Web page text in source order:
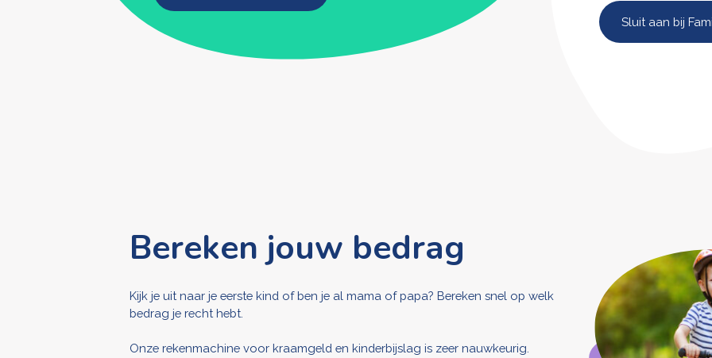
Sluit aan bij
Bereken jouw bedrag
Kijk je uit naar je eerste kind of ben je al mama of papa? Bereken snel op welk
bedrag je recht hebt.
Onze rekenmachine voor kraamgeld en kinderbijslag is zeer nauwkeurig.